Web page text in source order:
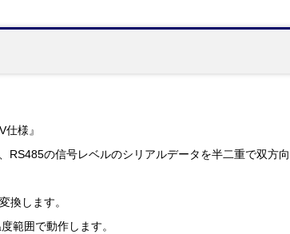
様』
RS485の信号レベルのシリアルデータを半二重で双方
換します。
範囲で動作します。